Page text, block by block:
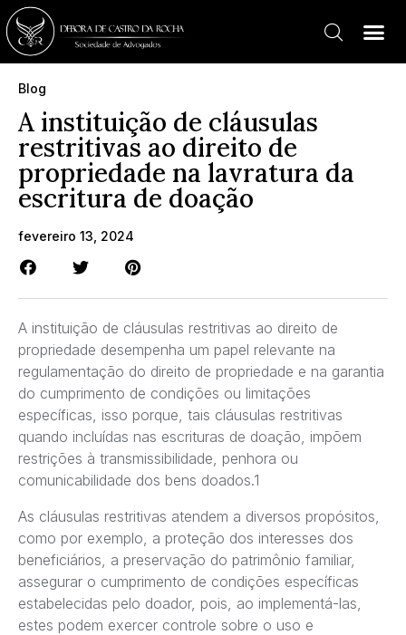
Blog
A instituição de cláusulas
restritivas ao direito de
propriedade na lavratura da
escritura de doação
fevereiro 13, 2024
A instituição de cláusulas restritivas ao direito de
propriedade desempenha um papel relevante na
regulamentação do direito de propriedade e na garantia
do cumprimento de condições ou limitações
específicas, isso porque, tais cláusulas restritivas
quando incluídas nas escrituras de doação, impõem
restrições à transmissibilidade, penhora ou
comunicabilidade dos bens doados.1
As cláusulas restritivas atendem a diversos propósitos,
como por exemplo, a proteção dos interesses dos
beneficiários, a preservação do patrimônio familiar,
assegurar o cumprimento de condições específicas
estabelecidas pelo doador, pois, ao implementá-las,
estes podem exercer controle sobre o uso e